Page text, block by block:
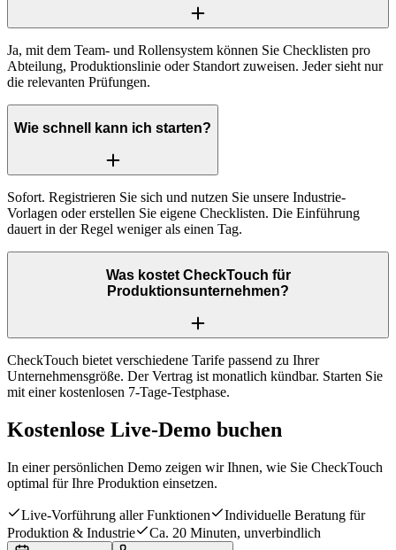
Ja, mit dem Team- und Rollensystem können Sie Checklisten pro
Abteilung, Produktionslinie oder Standort zuweisen. Jeder sieht nur
die relevanten Prüfungen.
Wie schnell kann ich starten?
Sofort. Registrieren Sie sich und nutzen Sie unsere Industrie-
Vorlagen oder erstellen Sie eigene Checklisten. Die Einführung
dauert in der Regel weniger als einen Tag.
Was kostet CheckTouch für
Produktionsunternehmen?
CheckTouch bietet verschiedene Tarife passend zu Ihrer
Unternehmensgröße. Der Vertrag ist monatlich kündbar. Starten Sie
mit einer kostenlosen 7-Tage-Testphase.
Kostenlose Live-Demo buchen
In einer persönlichen Demo zeigen wir Ihnen, wie Sie CheckTouch
optimal für Ihre Produktion einsetzen.
Live-Vorführung aller Funktionen
Individuelle Beratung für
Produktion & Industrie
Ca. 20 Minuten, unverbindlich